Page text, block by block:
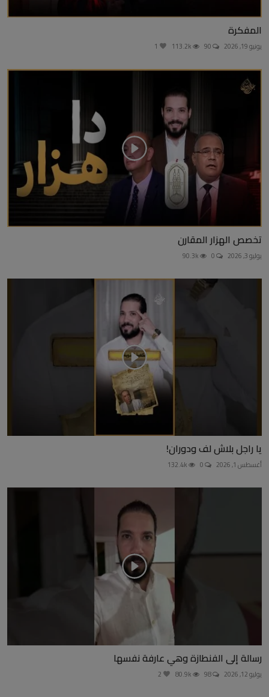
المفكرة
يونيو 19, 2026
تخصص الهزار المقارن
يوليو 3, 2026
يا راجل بلاش لف ودوران!
أغسطس 1, 2026
رسالة إلى الفنطازة وهي عارفة نفسها
يوليو 12, 2026